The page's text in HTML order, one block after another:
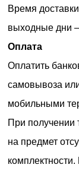
Время
выходные дни
Оплата
Оплатить
самовывоза
мобильными
При получении
на предмет